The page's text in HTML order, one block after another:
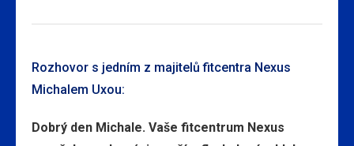
Rozhovor s jedním z majitelů fitcentra Nexus
Michalem Uxou:
Dobrý den Michale. Vaše fitcentrum Nexus